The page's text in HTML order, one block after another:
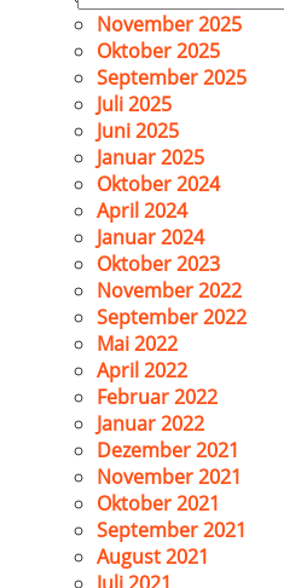
nach:
November 2025
Oktober 2025
September 2025
Juli 2025
Juni 2025
Januar 2025
Oktober 2024
April 2024
Januar 2024
Oktober 2023
November 2022
September 2022
Mai 2022
April 2022
Februar 2022
Januar 2022
Dezember 2021
November 2021
Oktober 2021
September 2021
August 2021